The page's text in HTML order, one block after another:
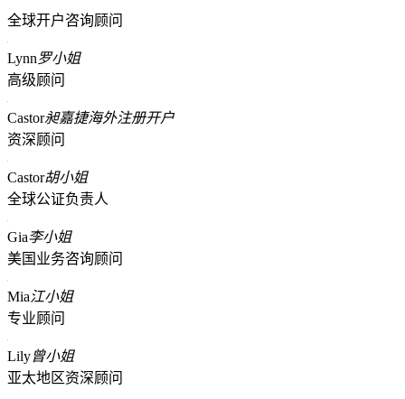
全球开户咨询顾问
Lynn罗小姐
高级顾问
Castor昶嘉捷海外注册开户
资深顾问
Castor胡小姐
全球公证负责人
Gia李小姐
美国业务咨询顾问
Mia江小姐
专业顾问
Lily曾小姐
亚太地区资深顾问